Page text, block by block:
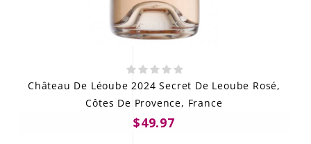
Château De Léoube 2024 Secret De Leoube Rosé,
Côtes De Provence, France
$49.97